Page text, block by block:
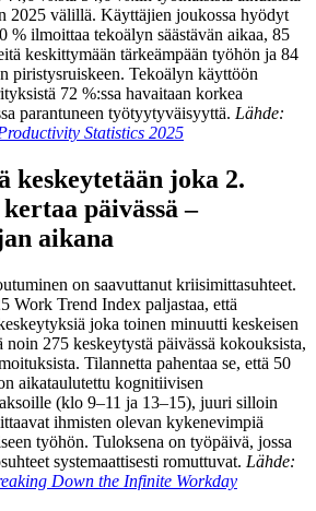
2025 välillä. Käyttäjien joukossa hyödyt
% ilmoittaa tekoälyn säästävän aikaa, 85
keskittymään tärkeämpään työhön ja 84
piristysruiskeen. Tekoälyn käyttöön
72 %:ssa havaitaan korkea
parantuneen työtyytyväisyyttä. Lähde:
Statistics 2025
keskeytetään joka 2.
päivässä –
aikana
on saavuttanut kriisimittasuhteet.
Work Trend Index paljastaa, että
joka toinen minuutti keskeisen
noin 275 keskeytystä päivässä kokouksista,
Tilannetta pahentaa se, että 50
aikataulutettu kognitiivisen
(klo 9–11 ja 13–15), juuri silloin
ihmisten olevan kykenevimpiä
työhön. Tuloksena on työpäivä, jossa
systemaattisesti romuttuvat. Lähde:
Down the Infinite Workday